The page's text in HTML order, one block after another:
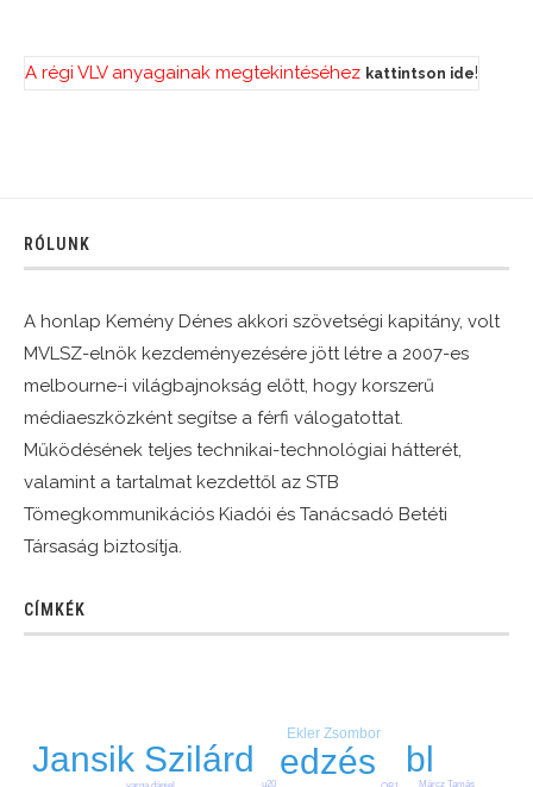
A régi VLV anyagainak megtekintéséhez kattintson ide!
RÓLUNK
A honlap Kemény Dénes akkori szövetségi kapitány, volt
MVLSZ-elnök kezdeményezésére jött létre a 2007-es
melbourne-i világbajnokság előtt, hogy korszerű
médiaeszközként segítse a férfi válogatottat.
Működésének teljes technikai-technológiai hátterét,
valamint a tartalmat kezdettől az STB
Tömegkommunikációs Kiadói és Tanácsadó Betéti
Társaság biztosítja.
CÍMKÉK
bl
edzés
Jansik Szilárd
Ekler Zsombor
Märcz Tamás
OB1
u20
varga dániel